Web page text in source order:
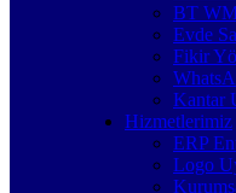
BT
Evde
Fikir
Kantar
Hizmetlerimiz
ERP
Logo